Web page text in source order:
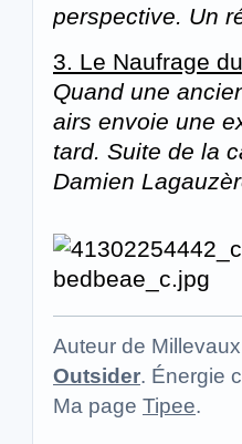
perspective. Un
3. Le Naufrage
Quand une
airs envoie une
tard. Suite de la
Damien
Auteur de
Outsider. Énergie
Ma page Tipee.